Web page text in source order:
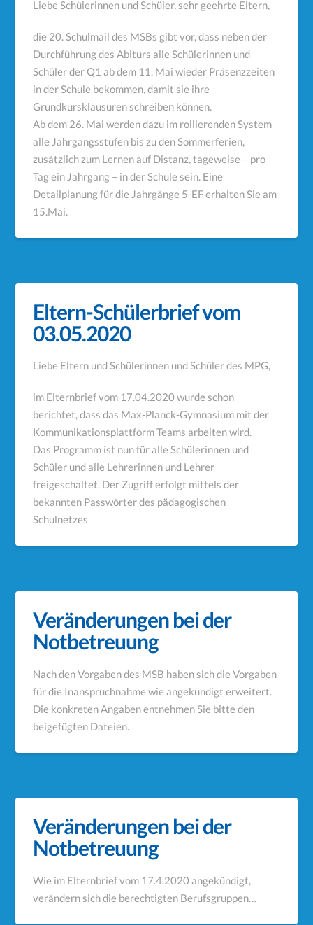
Liebe Schülerinnen und Schüler, sehr geehrte Eltern,
die 20. Schulmail des MSBs gibt vor, dass neben der
Durchführung des Abiturs alle Schülerinnen und
Schüler der Q1 ab dem 11. Mai wieder Präsenzzeiten
in der Schule bekommen, damit sie ihre
Grundkursklausuren schreiben können.
Ab dem 26. Mai werden dazu im rollierenden System
alle Jahrgangsstufen bis zu den Sommerferien,
zusätzlich zum Lernen auf Distanz, tageweise – pro
Tag ein Jahrgang – in der Schule sein. Eine
Detailplanung für die Jahrgänge 5-EF erhalten Sie am
15.Mai.
Eltern-Schülerbrief vom
03.05.2020
Liebe Eltern und Schülerinnen und Schüler des MPG,
im Elternbrief vom 17.04.2020 wurde schon
berichtet, dass das Max-Planck-Gymnasium mit der
Kommunikationsplattform Teams arbeiten wird.
Das Programm ist nun für alle Schülerinnen und
Schüler und alle Lehrerinnen und Lehrer
freigeschaltet. Der Zugriff erfolgt mittels der
bekannten Passwörter des pädagogischen
Schulnetzes
Veränderungen bei der
Notbetreuung
Nach den Vorgaben des MSB haben sich die Vorgaben
für die Inanspruchnahme wie angekündigt erweitert.
Die konkreten Angaben entnehmen Sie bitte den
beigefügten Dateien.
Veränderungen bei der
Notbetreuung
Wie im Elternbrief vom 17.4.2020 angekündigt,
verändern sich die berechtigten Berufsgruppen…